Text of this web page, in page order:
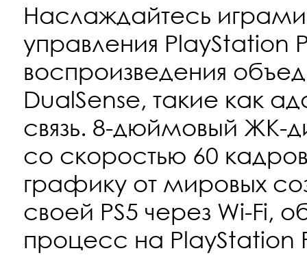
Наслаждайтесь играми
управления PlayStation
воспроизведения
DualSense, такие как
связь. 8-дюймовый ЖК-
со скоростью 60
графику от мировых
своей PS5 через Wi-Fi,
процесс на PlayStation